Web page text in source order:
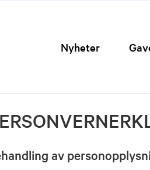
Nyheter
av